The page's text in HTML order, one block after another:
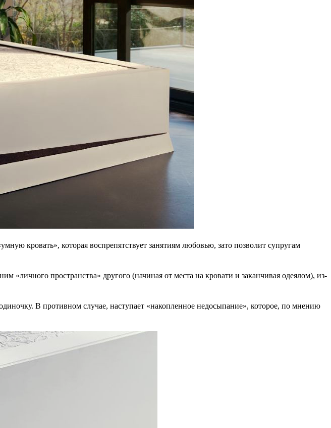
кровать», которая воспрепятствует занятиям любовью, зато позволит супругам
«личного пространства» другого (начиная от места на кровати и заканчивая одеялом), из-
В противном случае, наступает «накопленное недосыпание», которое, по мнению